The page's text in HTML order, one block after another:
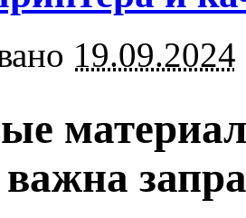
19.09.2024